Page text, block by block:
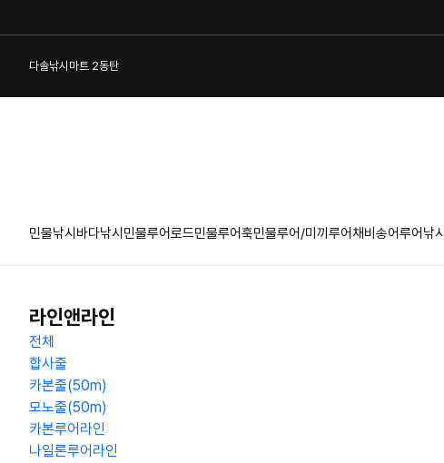
다솔낚시마트 2동탄
민물낚시 바다낚시 민물루어로드민물루어훅민물루어/미끼 루어채비 송어루어낚시
라인앤라인
전체
합사줄
카본줄(50m)
모노줄(50m)
카본루어라인
나일론루어라인